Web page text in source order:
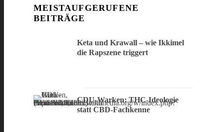
MEISTAUFGERUFENE
BEITRÄGE
Keta und Krawall – wie Ikkimel
die Rapszene triggert
CDU-Warken: THC-Ideologie
statt CBD-Fachkenne